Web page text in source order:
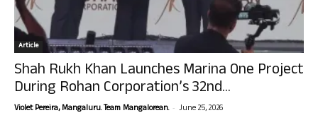
Article
Shah Rukh Khan Launches Marina One Project
During Rohan Corporation’s 32nd...
Violet Pereira, Mangaluru. Team Mangalorean. - June 25, 2026